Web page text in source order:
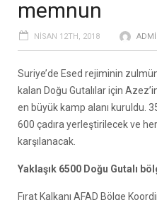
memnun
NISAN 12TH, 2018
Suriye’de Esed rejiminin
kalan Doğu Gutalılar için
en büyük kamp alanı kuruldu.
600 çadıra yerleştirilecek ve
karşılanacak.
Yaklaşık 6500 Doğu Gutalı
Fırat Kalkanı AFAD Bölge